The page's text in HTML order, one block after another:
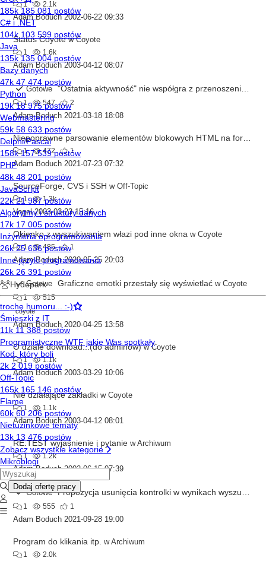
1 2.1k
Adam Boduch 2002-06-22 09:33
Status CoyotewCoyote
1 1.6k
Adam Boduch 2003-04-12 08:07
Gotowe "Ostatnia aktywność" nie współgra z przenoszeniem wątków do działów ukrytych przez użytkownika
1 547 2
Adam Boduch 2021-03-18 18:08
1 472 1
Adam Boduch 2021-07-23 07:32
SourceForge, CVS i SSH w Off-Topic
1 1.3k
Vogel 2003-03-23 15:16
Okienko z wyszukiwaniem włazi pod inne okna w Coyote
1 485 1
Adam Boduch 2020-05-25 20:03
Gotowe Graficzne emotki przestały się wyświetlać wCoyote
1
515
coyote
Adam Boduch 2020-04-25 13:58
O dziale download...(do adminów)wCoyote
1 1.1k
Adam Boduch 2003-03-29 10:06
Nie działające zakładki w Coyote
1 1.1k
Adam Boduch 2003-04-12 08:01
RE:TEST wyjaśnienie i pytanie wArchiwum
1 1.2k
Adam Boduch 2002-06-15 07:39
Gotowe Propozycja usunięcia kontrolki w wynikach wyszukiwania
1 555 1
Adam Boduch 2021-09-28 19:00
Program do klikania itp. wArchiwum
1 2.0k